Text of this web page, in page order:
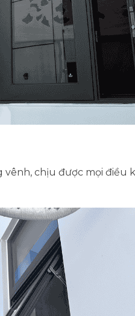
chịu được mọi điều